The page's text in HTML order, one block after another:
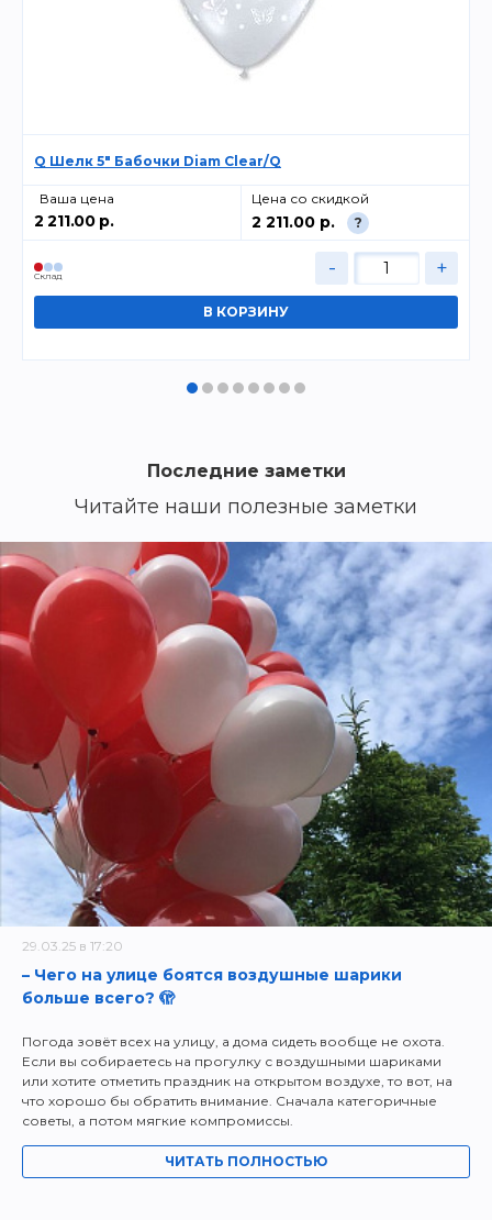
Q Шелк 5" Бабочки Diam Clear/Q
Ваша цена
2 211.00 р.
Цена со скидкой
2 211.00 р. ?
Cклад - +
Последние заметки
Читайте наши полезные заметки
29.03.25 в 17:20
– Чего на улице боятся воздушные шарики
больше всего? 🫣
Погода зовёт всех на улицу, а дома сидеть вообще не охота.
Если вы собираетесь на прогулку с воздушными шариками
или хотите отметить праздник на открытом воздухе, то вот, на
что хорошо бы обратить внимание. Сначала категоричные
советы, а потом мягкие компромиссы.
ЧИТАТЬ ПОЛНОСТЬЮ